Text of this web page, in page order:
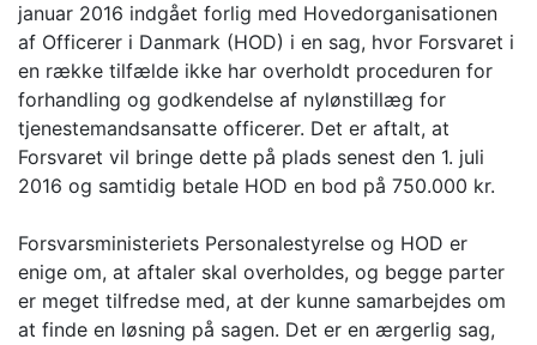
januar 2016 indgået forlig med Hovedorganisationen
af Officerer i Danmark (HOD) i en sag, hvor Forsvaret i
en række tilfælde ikke har overholdt proceduren for
forhandling og godkendelse af nylønstillæg for
tjenestemandsansatte officerer. Det er aftalt, at
Forsvaret vil bringe dette på plads senest den 1. juli
2016 og samtidig betale HOD en bod på 750.000 kr.
Forsvarsministeriets Personalestyrelse og HOD er
enige om, at aftaler skal overholdes, og begge parter
er meget tilfredse med, at der kunne samarbejdes om
at finde en løsning på sagen. Det er en ærgerlig sag,